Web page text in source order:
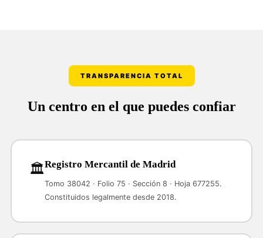
TRANSPARENCIA TOTAL
Un centro en el que puedes confiar
🏛️Registro Mercantil de Madrid
Tomo 38042 · Folio 75 · Sección 8 · Hoja 677255.
Constituidos legalmente desde 2018.